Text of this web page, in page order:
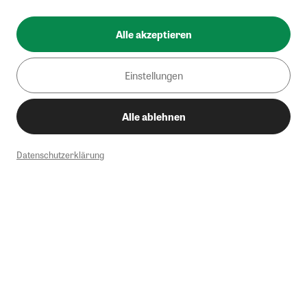
Alle akzeptieren
Einstellungen
Alle ablehnen
Datenschutzerklärung